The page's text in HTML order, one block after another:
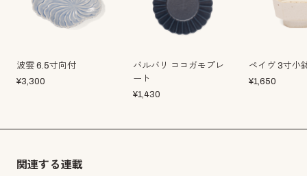
波雲 6.5寸向付
¥3,300
バルバリ ココガモプレ
ート
¥1,430
ペイヴ 3寸小
¥1,650
関連する連載